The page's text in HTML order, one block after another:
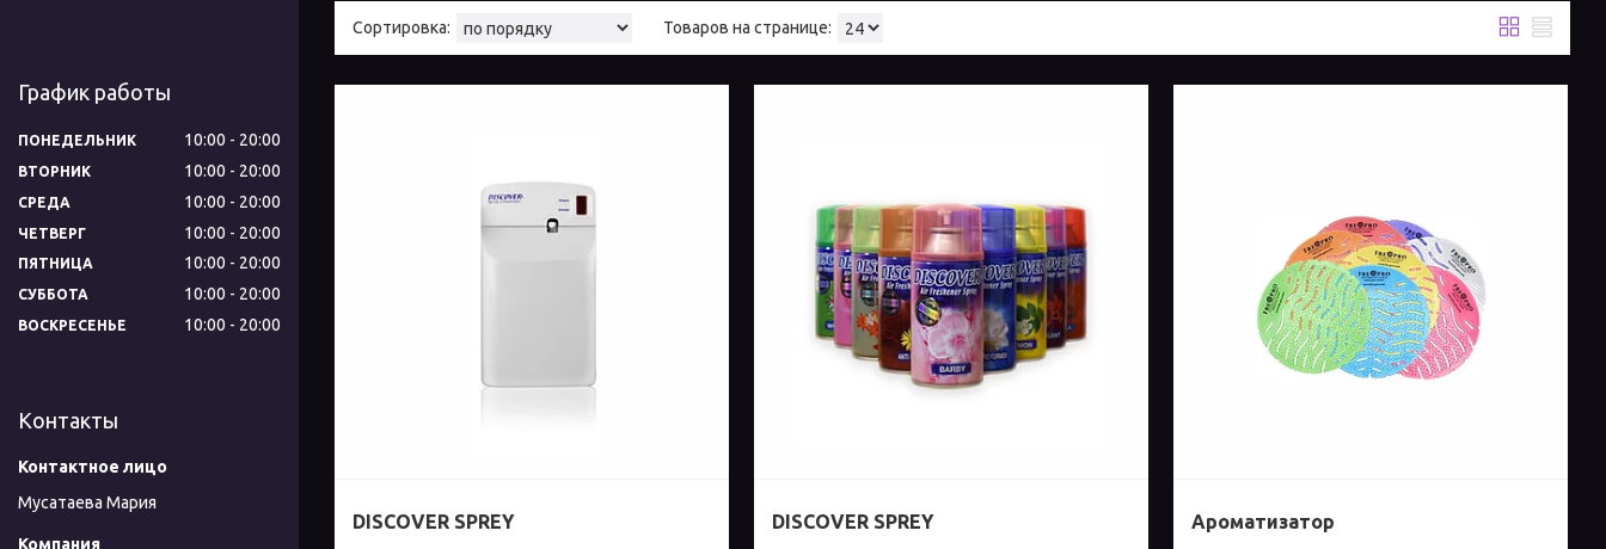
DISCOVER SPREY DISCOVER SPREY Ароматизатор
График работы
ПОНЕДЕЛЬНИК 10:00 20:00
ВТОРНИК 10:00 20:00
СРЕДА 10:00 20:00
ЧЕТВЕРГ 10:00 20:00
ПЯТНИЦА 10:00 20:00
СУББОТА 10:00 20:00
ВОСКРЕСЕНЬЕ 10:00 20:00
Контакты
Мусатаева Мария